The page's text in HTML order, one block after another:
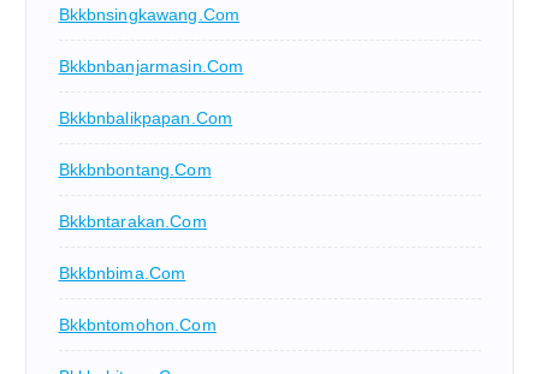
Bkkbnsingkawang.com
Bkkbnbanjarmasin.com
Bkkbnbalikpapan.com
Bkkbnbontang.com
Bkkbntarakan.com
Bkkbnbima.com
Bkkbntomohon.com